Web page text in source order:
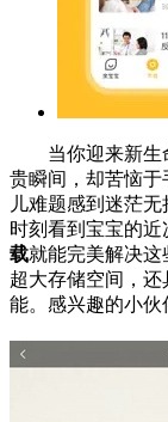
当你迎来新生命
贵瞬间，却苦恼
儿难题感到迷茫
时刻看到宝宝的近
载就能完美解决
超大存储空间，
能。感兴趣的小伙